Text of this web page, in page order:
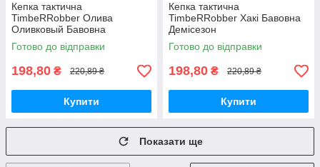
Кепка тактична
TimbeRRobber Олива
Оливковый Бавовна
Демісезон
Готово до відправки
198,80 ₴ 220,89 ₴
Купити
Кепка тактична
TimbeRRobber Хакі Бавовна
Демісезон
Готово до відправки
198,80 ₴ 220,89 ₴
Купити
Показати ще